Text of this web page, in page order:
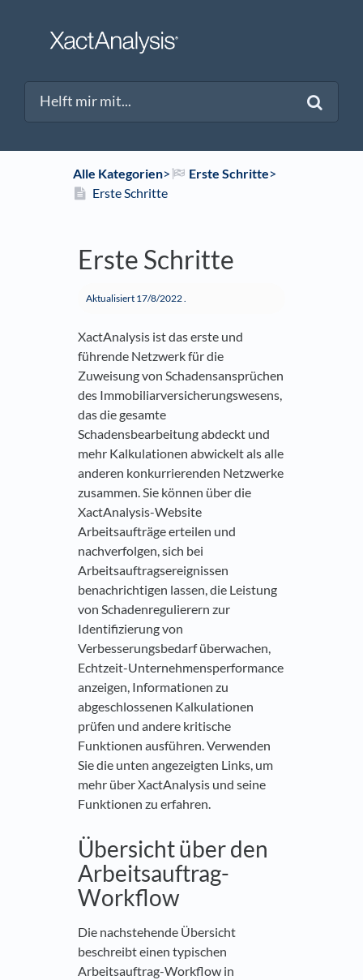
Alle Kategorien​>​ ​Erste Schritte​>​
Erste Schritte
Erste Schritte
Aktualisiert 17/8/2022.
XactAnalysis ist das erste und
führende Netzwerk für die
Zuweisung von Schadensansprüchen
des Immobiliarversicherungswesens,
das die gesamte
Schadensbearbeitung abdeckt und
mehr Kalkulationen abwickelt als alle
anderen konkurrierenden Netzwerke
zusammen. Sie können über die
XactAnalysis-Website
Arbeitsaufträge erteilen und
nachverfolgen, sich bei
Arbeitsauftragsereignissen
benachrichtigen lassen, die Leistung
von Schadenregulierern zur
Identifizierung von
Verbesserungsbedarf überwachen,
Echtzeit-Unternehmensperformance
anzeigen, Informationen zu
abgeschlossenen Kalkulationen
prüfen und andere kritische
Funktionen ausführen. Verwenden
Sie die unten angezeigten Links, um
mehr über XactAnalysis und seine
Funktionen zu erfahren.
Übersicht über den
Arbeitsauftrag-
Workflow
Die nachstehende Übersicht
beschreibt einen typischen
Arbeitsauftrag-Workflow in